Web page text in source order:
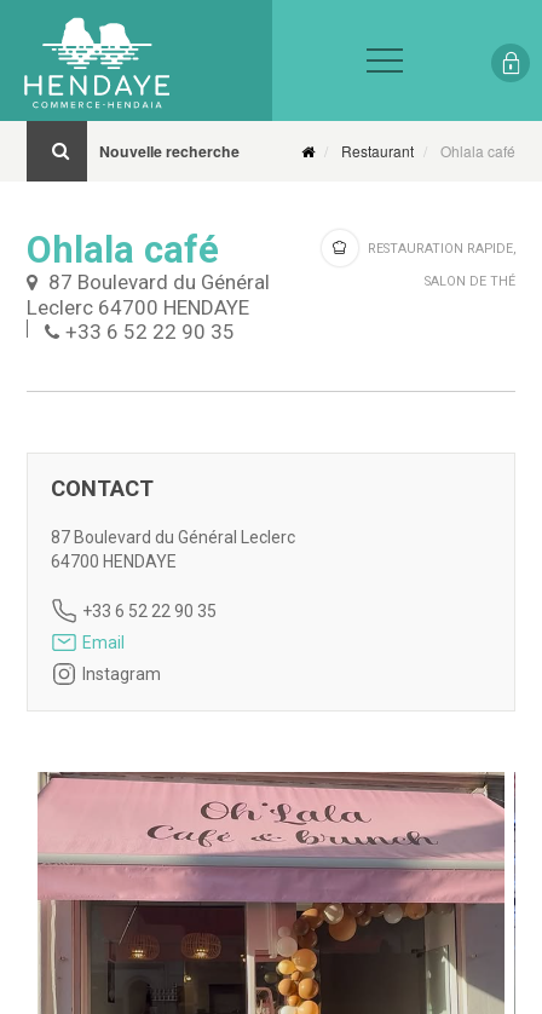
Nouvelle recherche Restaurant Ohlala café
Ohlala café
87 Boulevard du Général
Leclerc 64700 HENDAYE
+33 6 52 22 90 35
RESTAURATION RAPIDE,
SALON DE THÉ
CONTACT
87 Boulevard du Général Leclerc
64700 HENDAYE
+33 6 52 22 90 35
Email
Instagram